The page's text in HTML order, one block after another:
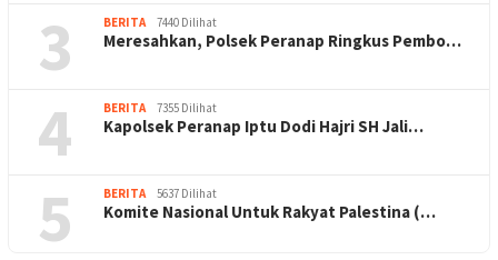
3 BERITA 7440 Dilihat
Meresahkan, Polsek Peranap Ringkus Pembo…
4 BERITA 7355 Dilihat
Kapolsek Peranap Iptu Dodi Hajri SH Jali…
5 BERITA 5637 Dilihat
Komite Nasional Untuk Rakyat Palestina (…